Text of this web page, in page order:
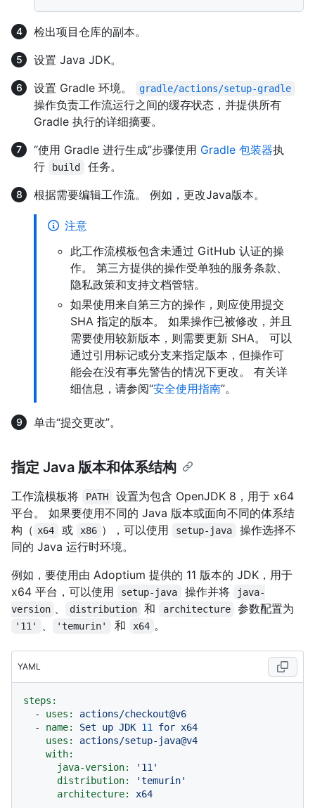
检出项目仓库的副本。
设置 Java JDK。
设置 Gradle 环境。
gradle/actions/setup-gradle
操作负责工作流运行之间的缓存状态，并提供所有
Gradle 执行的详细摘要。
“使用 Gradle 进行生成”步骤使用 Gradle 包装器执
行
build
任务。
根据需要编辑工作流。 例如，更改Java版本。
注意
此工作流模板包含未通过 GitHub 认证的操
作。 第三方提供的操作受单独的服务条款、
隐私政策和支持文档管辖。
如果使用来自第三方的操作，则应使用提交
SHA 指定的版本。 如果操作已被修改，并且
需要使用较新版本，则需要更新 SHA。 可以
通过引用标记或分支来指定版本，但操作可
能会在没有事先警告的情况下更改。 有关详
细信息，请参阅“安全使用指南”。
单击“提交更改”。
指定 Java 版本和体系结构
工作流模板将 PATH
设置为包含 OpenJDK 8，用于 x64
平台。 如果要使用不同的 Java 版本或面向不同的体系结
构（ x64 或 x86 ），可以使用 setup-java
操作选择不
同的 Java 运行时环境。
例如，要使用由 Adoptium 提供的 11 版本的 JDK，用于
x64 平台，可以使用
setup-java 操作并将
java-
version 、 distribution 和 architecture 参数配置为
'11' 、 'temurin' 和 x64 。
YAML
steps:
-
uses:
actions/checkout@v6
-
name: Set up JDK 11 for x64
uses:
actions/setup-java@v4
with:
java-version:
'11'
distribution:
'temurin'
architecture:
x64